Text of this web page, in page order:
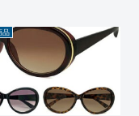
チ 2022春 2022SS プレ
オススメ...
品